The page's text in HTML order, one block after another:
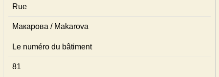
Rue
Макарова / Makarova
Le numéro du bâtiment
81